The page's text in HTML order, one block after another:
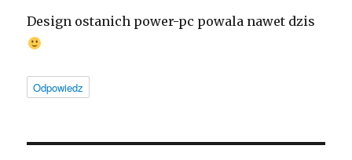
Design ostanich power-pc powala nawet dzis
Odpowiedz